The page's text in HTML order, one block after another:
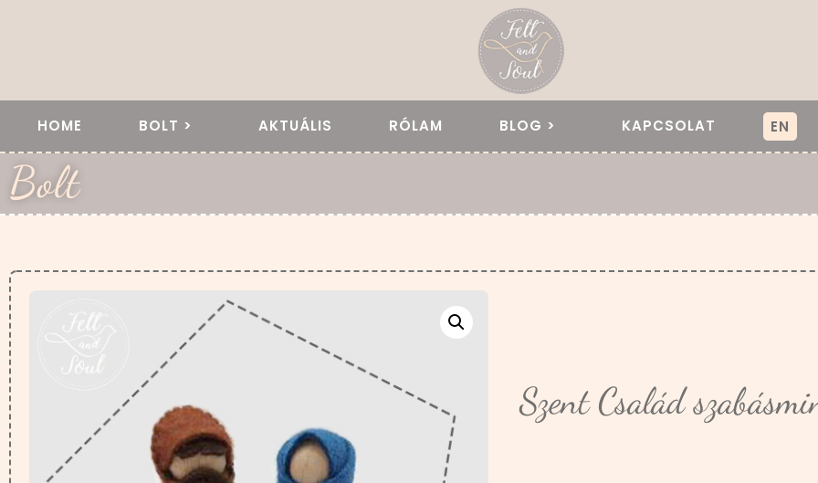
HOME BOLT > AKTUÁLIS RÓLAM BLOG > KAPCSOLAT EN
Bolt
Szent Család